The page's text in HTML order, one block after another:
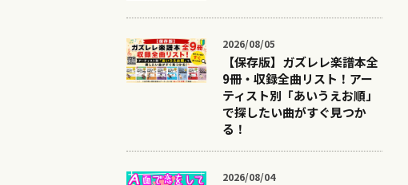
2026/08/05
【保存版】ガズレレ楽譜本全
9冊・収録全曲リスト！アー
ティスト別「あいうえお順」
で探したい曲がすぐ見つか
る！
2026/08/04